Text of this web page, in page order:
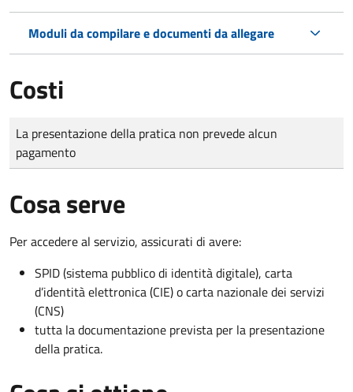
Moduli da compilare e documenti da allegare
Costi
Tipo di pagamento
Importo
La presentazione della pratica non prevede alcun
pagamento
Cosa serve
Per accedere al servizio, assicurati di avere:
SPID (sistema pubblico di identità digitale), carta
d’identità elettronica (CIE) o carta nazionale dei servizi
(CNS)
tutta la documentazione prevista per la presentazione
della pratica.